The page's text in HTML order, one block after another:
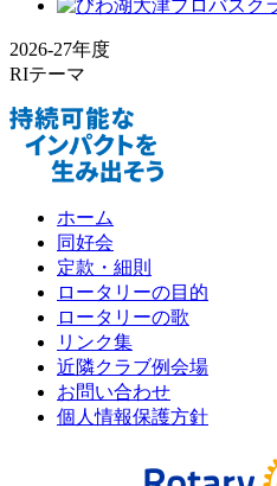
2026-27年度
RIテーマ
ホーム
同好会
定款・細則
ロータリーの目的
ロータリーの歌
リンク集
近隣クラブ例会場
お問い合わせ
個人情報保護方針